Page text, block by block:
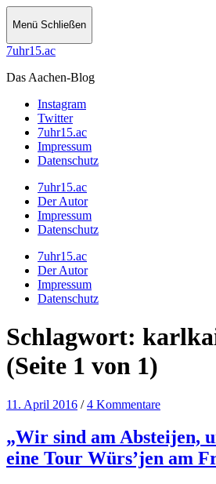
Menü Schließen
7uhr15.ac
Das Aachen-Blog
Instagram
Twitter
7uhr15.ac
Impressum
Datenschutz
7uhr15.ac
Der Autor
Impressum
Datenschutz
7uhr15.ac
Der Autor
Impressum
Datenschutz
Schlagwort:
(Seite 1 von 1)
11. April 2016 / 4 Kommentare
„Wir sind am Absteijen,
eine Tour Würs’jen am